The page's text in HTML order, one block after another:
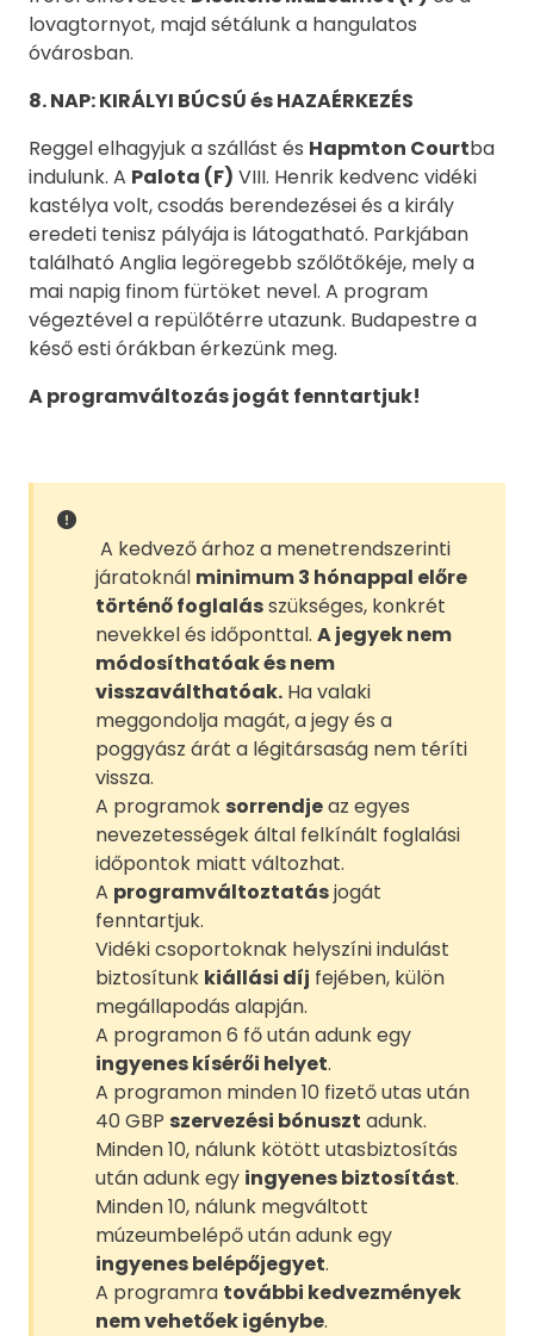
lovagtornyot, majd sétálunk a hangulatos
óvárosban.
8. NAP: KIRÁLYI BÚCSÚ és HAZAÉRKEZÉS
Reggel elhagyjuk a szállást és Hapmton Courtba
indulunk. A Palota (F) VIII. Henrik kedvenc vidéki
kastélya volt, csodás berendezései és a király
eredeti tenisz pályája is látogatható. Parkjában
található Anglia legöregebb szőlőtőkéje, mely a
mai napig finom fürtöket nevel. A program
végeztével a repülőtérre utazunk. Budapestre a
késő esti órákban érkezünk meg.
A programváltozás jogát fenntartjuk!
A kedvező árhoz a menetrendszerinti
járatoknál minimum 3 hónappal előre
történő foglalásszükséges, konkrét
nevekkel és időponttal. A jegyek nem
módosíthatóak és nem
visszaválthatóak. Ha valaki
meggondolja magát, a jegy és a
poggyász árát a légitársaság nem téríti
vissza.
A programok sorrendjeaz egyes
nevezetességek által felkínált foglalási
időpontok miatt változhat.
A programváltoztatásjogát
fenntartjuk.
Vidéki csoportoknak helyszíni indulást
biztosítunk kiállási díj fejében, külön
megállapodás alapján.
A programon 6 fő után adunk egy
ingyenes kísérői helyet.
A programon minden 10 fizető utas után
40 GBP szervezési bónuszt adunk.
Minden 10, nálunk kötött utasbiztosítás
után adunk egy ingyenes biztosítást.
Minden 10, nálunk megváltott
múzeumbelépő után adunk egy
ingyenes belépőjegyet.
A programra további kedvezmények
nem vehetőek igénybe.